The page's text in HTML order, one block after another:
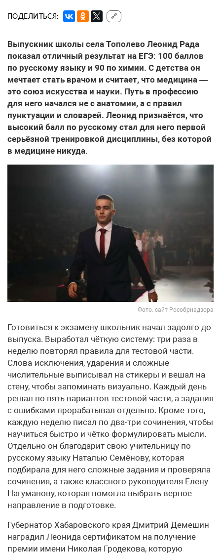
ПОДЕЛИТЬСЯ: 🔗
Выпускник школы села Тополево Леонид Рада
показал отличный результат на ЕГЭ: 100 баллов
по русскому языку и 90 по химии. С детства он
мечтает стать врачом и считает, что медицина —
это союз искусства и науки. Путь в профессию
для него начался не с анатомии, а с правил
пунктуации и словарей. Леонид признаётся, что
высокий балл по русскому стал для него первой
серьёзной тренировкой дисциплины, без которой
в медицине никуда.
Фото: сайт Рособрнадзора
Готовиться к экзамену школьник начал задолго до
выпуска. Выработал чёткую систему: три раза в
неделю повторял правила для тестовой части.
Слова-исключения, ударения и сложные
числительные выписывал на стикеры и вешал на
стену, чтобы запоминать визуально. Каждый день
решал по пять вариантов тестовой части, а задания
с ошибками прорабатывал отдельно. Кроме того,
каждую неделю писал по два-три сочинения, чтобы
научиться быстро и чётко формулировать мысли.
Отдельно он благодарит свою учительницу по
русскому языку Наталью Семёнову, которая
подбирала для него сложные задания и проверяла
сочинения, а также классного руководителя Елену
Нагуманову, которая помогла выбрать верное
направление в подготовке.
Губернатор Хабаровского края Дмитрий Демешин
наградил Леонида сертификатом на получение
премии имени Николая Гродекова, которую